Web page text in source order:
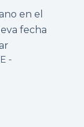
en el
fecha
-